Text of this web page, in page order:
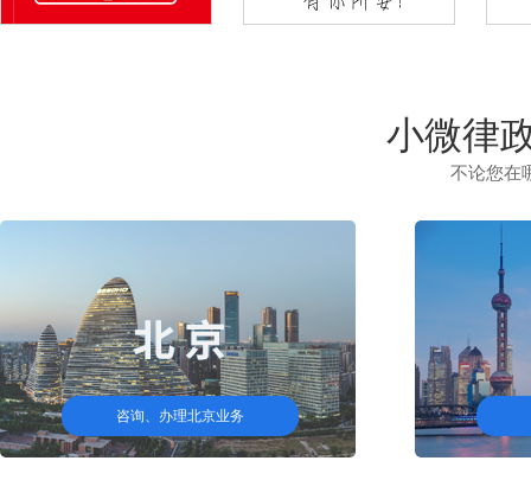
小微律
不论您在
咨询、办理北京业务